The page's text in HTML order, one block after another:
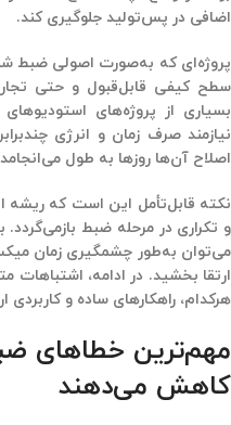
اضافی در پس‌تولید جلوگیری کند.
پروژه‌ای که به‌صورت اصولی ضبط
سطح کیفی قابل‌قبول و حتی
بسیاری از پروژه‌های
نیازمند صرف زمان و انرژی
اصلاح آن‌ها روزها به طول
نکته قابل‌تأمل این است که ریشه
و تکراری در مرحله ضبط بازمی‌گردد.
می‌توان به‌طور چشمگیری زمان
ارتقا بخشید. در ادامه،
هرکدام، راهکارهای ساده و کاربردی
مهم‌ترین خطاهای
کاهش می‌دهند